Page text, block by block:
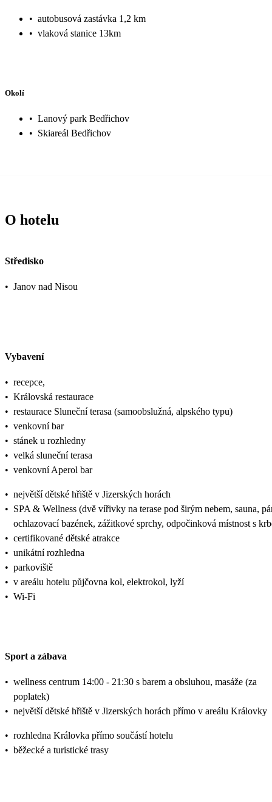
• autobusová zastávka 1,2 km
• vlaková stanice 13km
Okolí
• Lanový park Bedřichov
• Skiareál Bedřichov
O hotelu
Středisko
• Janov nad Nisou
Vybavení
• recepce,
• Královská restaurace
• restaurace Sluneční terasa (samoobslužná, alpského typu)
• venkovní bar
• stánek u rozhledny
• velká sluneční terasa
• venkovní Aperol bar
• největší dětské hřiště v Jizerských horách
• SPA & Wellness (dvě vířivky na terase pod širým nebem, sauna,
ochlazovací bazének, zážitkové sprchy, odpočinková místnost s
• certifikované dětské atrakce
• unikátní rozhledna
• parkoviště
• v areálu hotelu půjčovna kol, elektrokol, lyží
• Wi-Fi
Sport a zábava
• wellness centrum 14:00 - 21:30 s barem a obsluhou, masáže (za
poplatek)
• největší dětské hřiště v Jizerských horách přímo v areálu Královky
• rozhledna Královka přímo součástí hotelu
• běžecké a turistické trasy